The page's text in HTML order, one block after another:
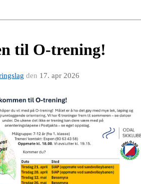
til O-trening!
den 17. apr 2026